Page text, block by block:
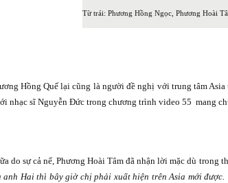
Từ trái: Phương Hồng Ngọc, Phương Hoài
Hồng Quế lại cũng là người đề nghị với trung tâm
nhạc sĩ Nguyễn Đức trong chương trình video 55 mang
do sự cả nể, Phương Hoài Tâm đã nhận lời mặc dù trong
anh Hai thì bây giờ chị phải xuất hiện trên Asia mới được.